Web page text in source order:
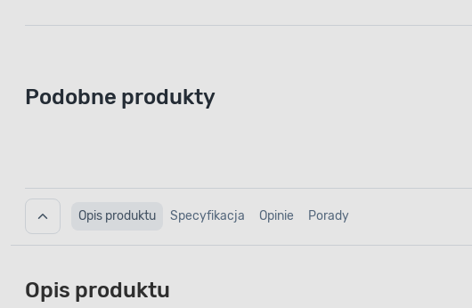
Podobne produkty
Opis produktu Specyfikacja Opinie Porady
Opis produktu